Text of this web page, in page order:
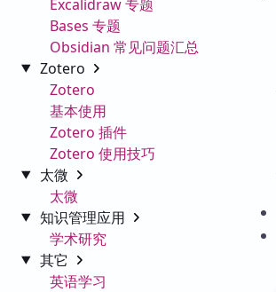
Excalidraw 专题
Bases 专题
Obsidian 常见问题汇总
Zotero
Zotero
基本使用
Zotero 插件
Zotero 使用技巧
太微
太微
知识管理应用
学术研究
其它
英语学习